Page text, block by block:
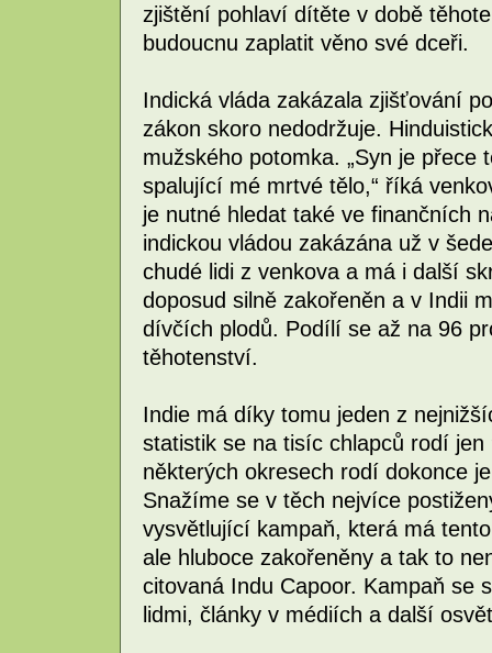
zjištění pohlaví dítěte v době
budoucnu zaplatit věno své dceři.
Indická vláda zakázala zjišťování
zákon skoro nedodržuje.
mužského potomka. „Syn je
spalující mé mrtvé tělo,“ říká
je nutné hledat také ve finančních
indickou vládou zakázána už v
chudé lidi z venkova a má i další
doposud silně zakořeněn a v Indii
dívčích plodů. Podílí se až na 96
těhotenství.
Indie má díky tomu jeden z
statistik se na tisíc chlapců rodí
některých okresech rodí dokonce
Snažíme se v těch nejvíce
vysvětlující kampaň, která má
ale hluboce zakořeněny a tak to
citovaná Indu Capoor. Kampaň se
lidmi, články v médiích a další